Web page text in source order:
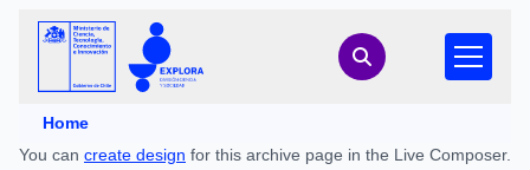
Home
You can create design for this archive page in the Live Composer.